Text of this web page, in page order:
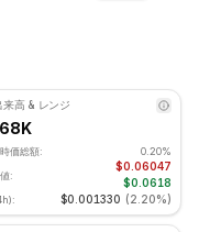
高 & レンジ
価総額:
0.20%
:
$0.06047
$0.0618
$0.001330 (2.20%)